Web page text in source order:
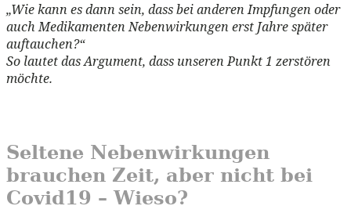
„Wie kann es dann sein, dass bei anderen Impfungen oder
auch Medikamenten Nebenwirkungen erst Jahre später
auftauchen?“
So lautet das Argument, dass unseren Punkt 1 zerstören
möchte.
Seltene Nebenwirkungen
brauchen Zeit, aber nicht bei
Covid19 – Wieso?